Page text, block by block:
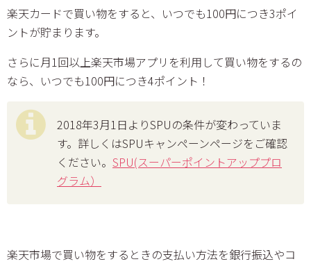
楽天カードで買い物をすると、いつでも100円につき3ポイ
ントが貯まります。
さらに月1回以上楽天市場アプリを利用して買い物をするの
なら、いつでも100円につき4ポイント！
2018年3月1日よりSPUの条件が変わっていま
す。詳しくはSPUキャンペーンページをご確認
ください。 SPU(スーパーポイントアッププロ
グラム）
楽天市場で買い物をするときの支払い方法を銀行振込やコ